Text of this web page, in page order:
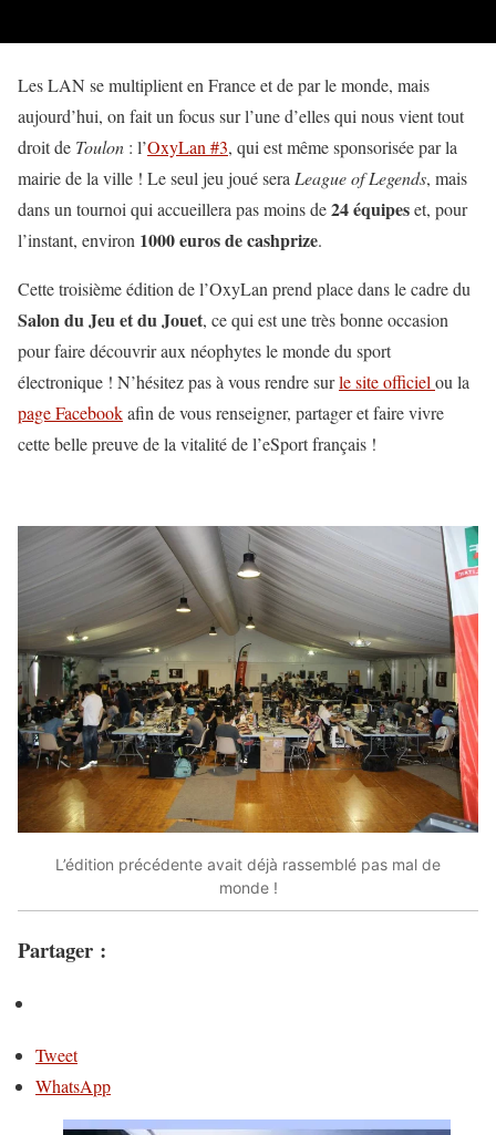
Les LAN se multiplient en France et de par le monde, mais
aujourd’hui, on fait un focus sur l’une d’elles qui nous vient tout
droit de Toulon : l’OxyLan #3, qui est même sponsorisée par la
mairie de la ville ! Le seul jeu joué sera League of Legends, mais
dans un tournoi qui accueillera pas moins de24 équipeset, pour
l’instant, environ 1000 euros de cashprize.
Cette troisième édition de l’OxyLan prend place dans le cadre du
Salon du Jeu et du Jouet, ce qui est une très bonne occasion
pour faire découvrir aux néophytes le monde du sport
électronique ! N’hésitez pas à vous rendre surle site officiel ou la
page Facebookafin de vous renseigner, partager et faire vivre
cette belle preuve de la vitalité de l’eSport français !
L’édition précédente avait déjà rassemblé pas mal de
monde !
Partager :
Tweet
WhatsApp